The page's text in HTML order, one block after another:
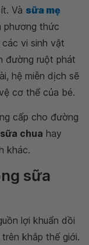
Và sữa mẹ
phương thức
vi sinh vật
đường ruột phát
hệ miễn dịch sẽ
cơ thể của bé.
cấp cho đường
chua hay
khác.
sữa
lợi khuẩn dồi
khắp thế giới.